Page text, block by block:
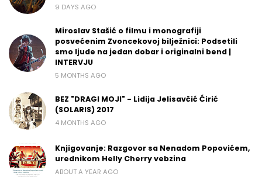
9 DAYS AGO
Miroslav Stašić o filmu i monografiji
posvećenim Zvoncekovoj bilježnici: Podsetili
smo ljude na jedan dobar i originalni bend |
INTERVJU
5 MONTHS AGO
BEZ "DRAGI MOJI" - Lidija Jelisavčić Ćirić
(SOLARIS) 2017
4 MONTHS AGO
Knjigovanje: Razgovor sa Nenadom Popovićem,
urednikom Helly Cherry vebzina
ABOUT A YEAR AGO